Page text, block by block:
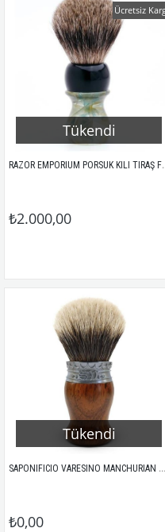
Tükendi
RAZOR
₺2.000,00
Ücretsiz
Tükendi
SAPONIFICIO VARESINO MANCHURIAN TIRAŞ FIRÇASI COCOBOLO
₺0,00